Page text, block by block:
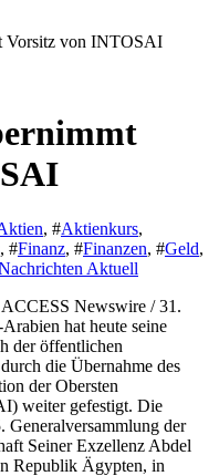
Vorsitz von INTOSAI
, #Aktienkurs,
, #Finanz, #Finanzen, #Geld,
Aktuell
Newswire / 31.
hat heute seine
der öffentlichen
die Übernahme des
der Obersten
weiter gefestigt. Die
der
Seiner Exzellenz Abdel
Republik Ägypten, in